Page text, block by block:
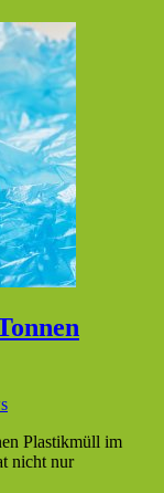
Plastikmüll im
nicht nur